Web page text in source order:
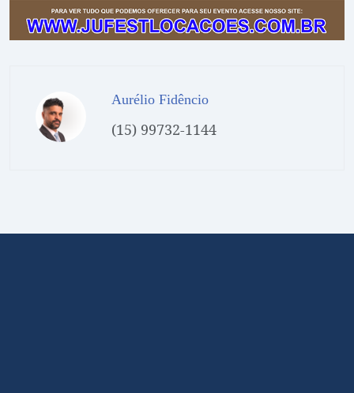
Aurélio Fidêncio
(15) 99732-1144